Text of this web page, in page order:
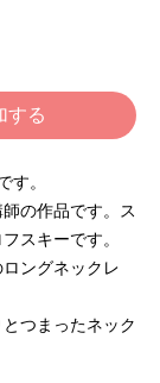
する
す。
の作品です。ス
スキーです。
ングネックレ
つまったネック